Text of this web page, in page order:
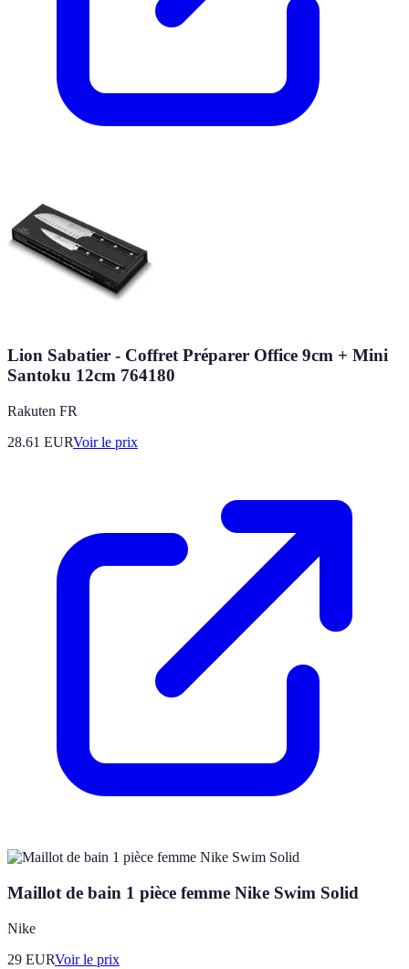
Lion Sabatier - Coffret Préparer Office 9cm + Mini
Santoku 12cm 764180
Rakuten FR
28.61 EURVoir le prix
Maillot de bain 1 pièce femme Nike Swim Solid
Nike
29 EURVoir le prix